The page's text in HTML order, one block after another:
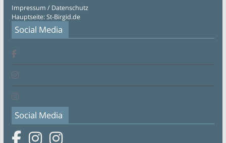
Impressum / Datenschutz
Hauptseite: St-Birgid.de
Social Media
Social Media